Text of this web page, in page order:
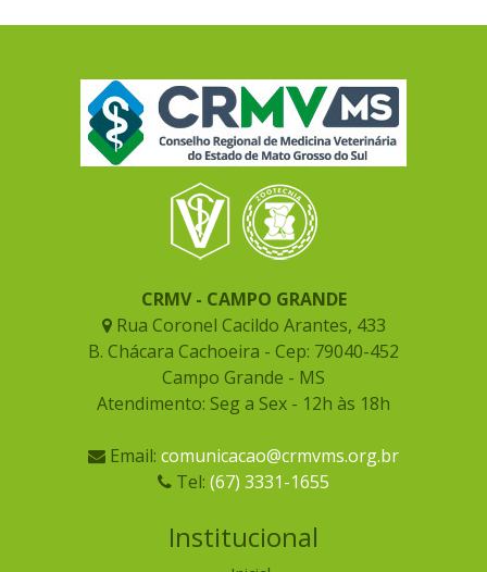
CRMV - CAMPO GRANDE
Rua Coronel Cacildo Arantes, 433
B. Chácara Cachoeira - Cep: 79040-452
Campo Grande - MS
Atendimento: Seg a Sex - 12h às 18h
Email: comunicacao@crmvms.org.br
Tel: (67) 3331-1655
Institucional